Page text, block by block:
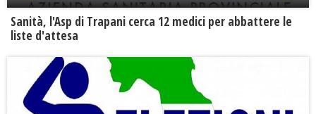
Sanità, l'Asp di Trapani cerca 12 medici per abbattere le
liste d'attesa